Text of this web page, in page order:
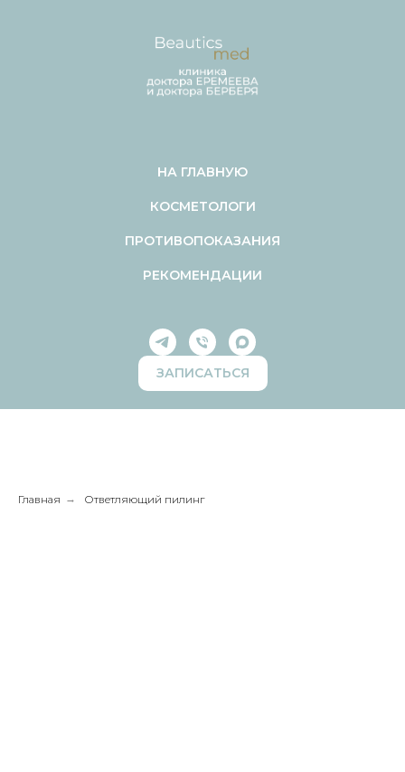
НА ГЛАВНУЮ
КОСМЕТОЛОГИ
ПРОТИВОПОКАЗАНИЯ
РЕКОМЕНДАЦИИ
ЗАПИСАТЬСЯ
Главная → Ответляющий пилинг